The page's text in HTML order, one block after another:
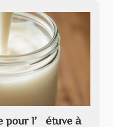
pour l’étuve à